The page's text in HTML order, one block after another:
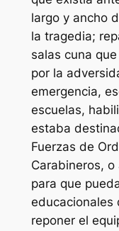
largo y ancho
la tragedia;
salas cuna
por la
emergencia,
escuelas,
estaba
Fuerzas de
Carabineros, o
para que
educacionales
reponer el